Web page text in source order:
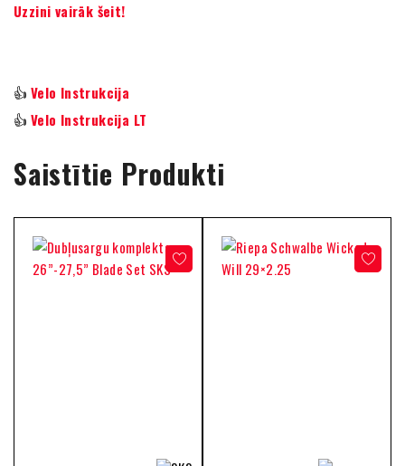
Uzzini vairāk šeit!
👍 Velo Instrukcija
👍 Velo Instrukcija LT
Saistītie Produkti